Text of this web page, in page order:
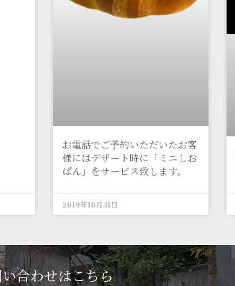
お電話でご予約いただいたお客
様にはデザート時に「ミニしお
ぱん」をサービス致します。
2019年10月31日
合わせはこちら